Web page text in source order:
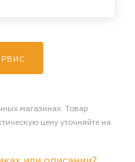
магазинах. Товар
цену уточняйте на